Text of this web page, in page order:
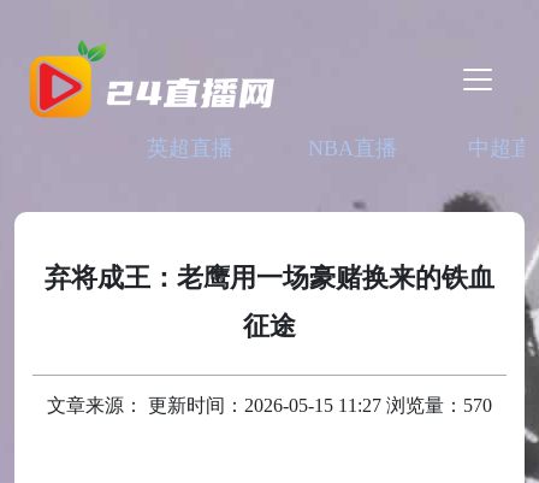
英超直播 NBA直播 中超直
弃将成王：老鹰用一场豪赌换来的铁血
征途
文章来源： 更新时间：2026-05-15 11:27 浏览量：570